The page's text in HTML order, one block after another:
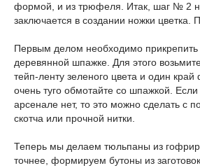
формой, и из трюфеля. Итак, шаг № 2
заключается в создании ножки цветка.
Первым делом необходимо прикрепить
деревянной шпажке. Для этого
тейп-ленту зеленого цвета и один
очень туго обмотайте со шпажкой.
арсенале нет, то это можно сделать с
скотча или прочной нитки.
Теперь мы делаем тюльпаны из
точнее, формируем бутоны из